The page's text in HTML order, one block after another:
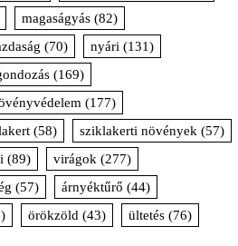
magaságyás (82)
(70) nyári (131)
(169)
(177)
(58) sziklakerti növények (57)
(89) virágok (277)
(57) árnyéktűrő (44)
örökzöld (43) ültetés (76)